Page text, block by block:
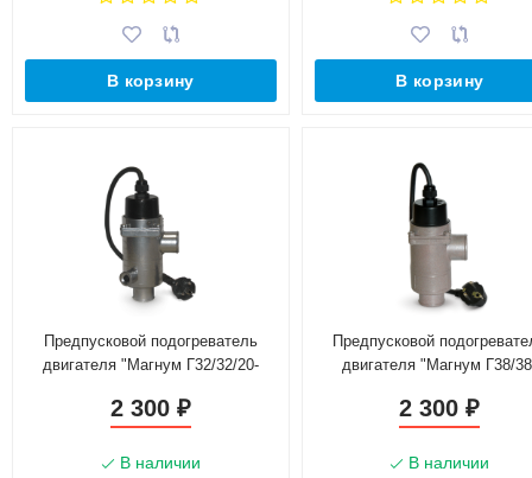
В корзину В корзину
Предпусковой подогреватель
двигателя "Магнум Г32/32/20-
2 300 ₽
В наличии
Предпусковой
двигателя "Магнум Г38/
2 300₽
В наличии